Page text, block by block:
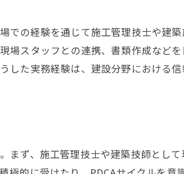
での経験を通じて施工管理技士や建
場スタッフとの連携、書類作成など
した実務経験は、建設分野における
まず、施工管理技士や建築技師とし